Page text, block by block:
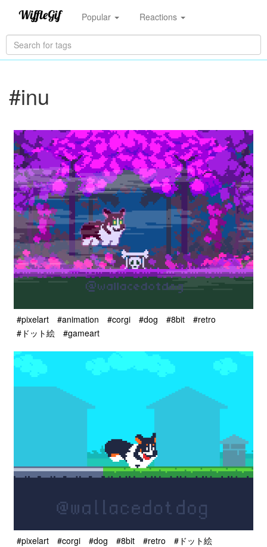
Popular Reactions
#inu
#pixelart #animation #corgi #dog #8bit
#retro
#ドット絵
#gameart
#pixelart #corgi #dog #8bit #retro
#ドット絵